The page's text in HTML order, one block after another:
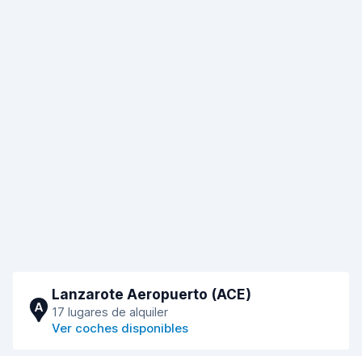
A
Lanzarote Aeropuerto (ACE)
17 lugares de alquiler
Ver coches disponibles